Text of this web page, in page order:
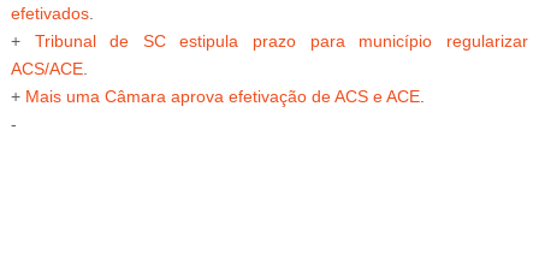
efetivados.
+ Tribunal de SC estipula prazo para município regularizar
ACS/ACE.
+ Mais uma Câmara aprova efetivação de ACS e ACE.
-